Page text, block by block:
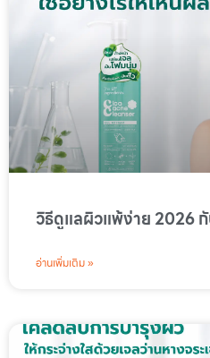
วิธีดูแลผิวแพ้ง่าย 2026
อ่านเพิ่มเติม »